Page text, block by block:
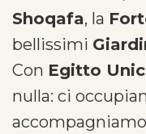
Shoqafa, la
bellissimi
Con Egitto
nulla: ci